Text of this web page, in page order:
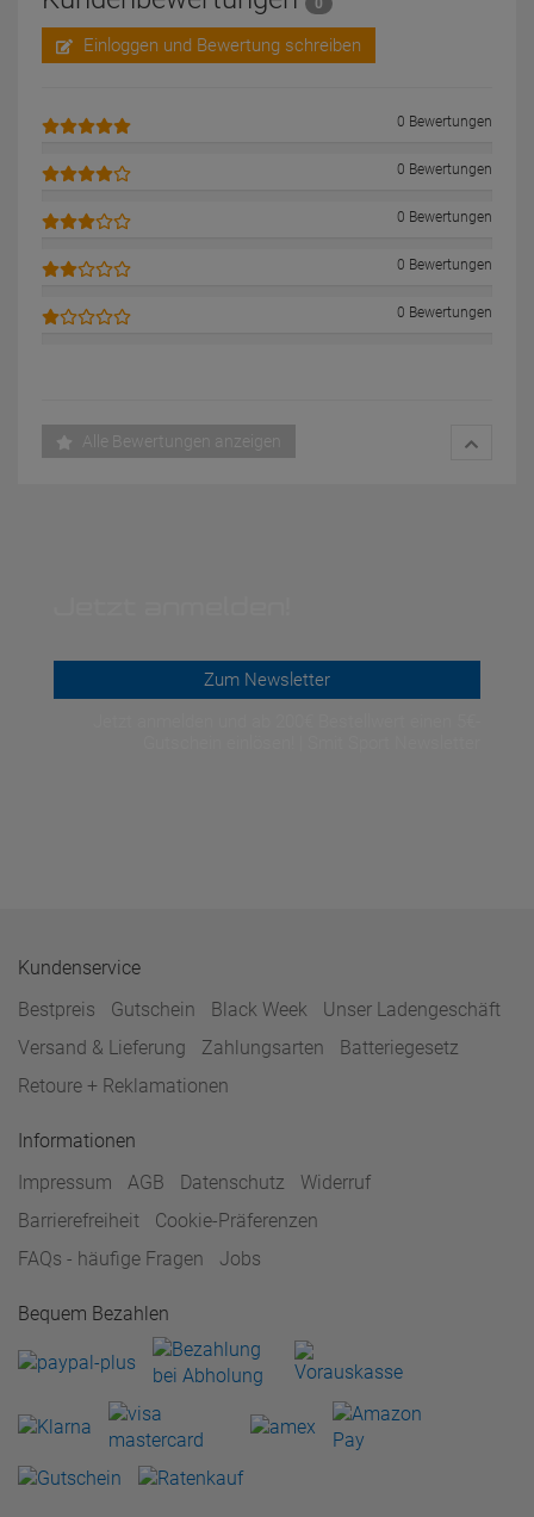
0
Einloggen und Bewertung schreiben
0 Bewertungen
0 Bewertungen
0 Bewertungen
0 Bewertungen
0 Bewertungen
Alle Bewertungen anzeigen
Zum Newsletter
Kundenservice
Bestpreis
Gutschein Black Week
Unser Ladengeschäft
Versand & Lieferung
Zahlungsarten
Batteriegesetz
Retoure + Reklamationen
Informationen
Impressum
AGB Datenschutz
Widerruf
Barrierefreiheit
Cookie-Präferenzen
FAQs - häufige Fragen
Jobs
Bequem Bezahlen